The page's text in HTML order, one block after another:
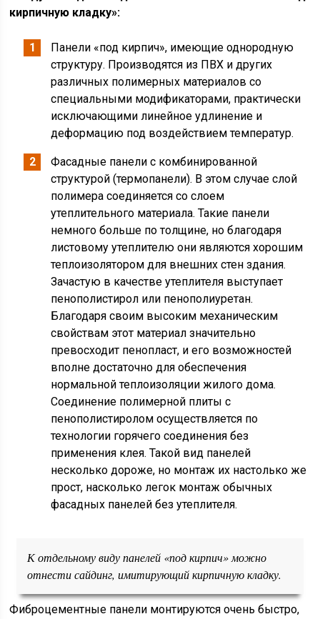
кирпичную кладку»:
Панели «под кирпич», имеющие однородную
структуру. Производятся из ПВХ и других
различных полимерных материалов со
специальными модификаторами, практически
исключающими линейное удлинение и
деформацию под воздействием температур.
Фасадные панели с комбинированной
структурой (термопанели). В этом случае слой
полимера соединяется со слоем
утеплительного материала. Такие панели
немного больше по толщине, но благодаря
листовому утеплителю они являются хорошим
теплоизолятором для внешних стен здания.
Зачастую в качестве утеплителя выступает
пенополистирол или пенополиуретан.
Благодаря своим высоким механическим
свойствам этот материал значительно
превосходит пенопласт, и его возможностей
вполне достаточно для обеспечения
нормальной теплоизоляции жилого дома.
Соединение полимерной плиты с
пенополистиролом осуществляется по
технологии горячего соединения без
применения клея. Такой вид панелей
несколько дороже, но монтаж их настолько же
прост, насколько легок монтаж обычных
фасадных панелей без утеплителя.
К отдельному виду панелей «под кирпич» можно
отнести сайдинг, имитирующий кирпичную кладку.
Фиброцементные панели монтируются очень быстро,